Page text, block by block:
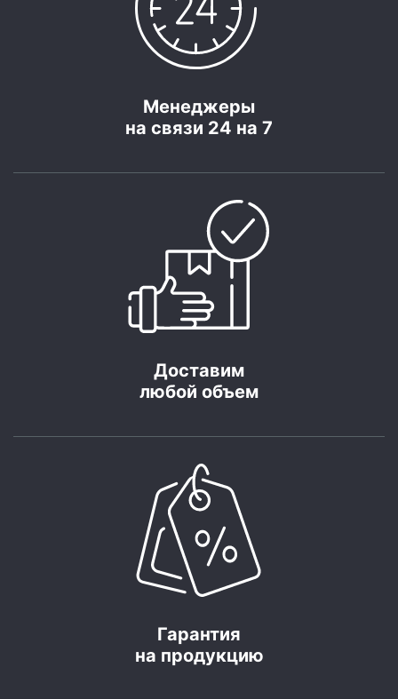
Менеджеры
на связи 24 на 7
Доставим
любой объем
Гарантия
на продукцию